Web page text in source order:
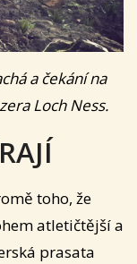
a čekání na
Loch Ness.
toho, že
atletičtější a
prasata